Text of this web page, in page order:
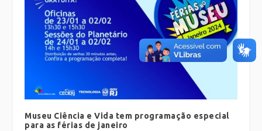
Museu Ciência e Vida tem programação especial
para as férias de janeiro